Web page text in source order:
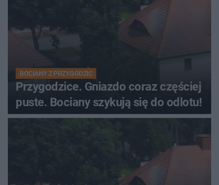
BOCIANY Z PRZYGODZIC
Przygodzice. Gniazdo coraz częściej
puste. Bociany szykują się do odlotu!